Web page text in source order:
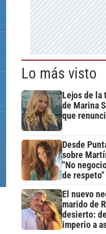
Lo más visto
Lejos de la
de Marina
que
Desde
sobre
"No
de respeto"
El nuevo
marido de
desierto:
imperio a